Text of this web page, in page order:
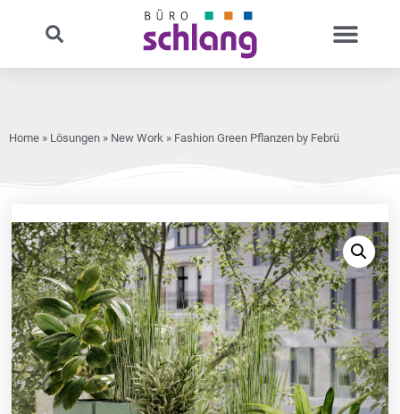
Home » Lösungen » New Work » Fashion Green Pflanzen by Febrü